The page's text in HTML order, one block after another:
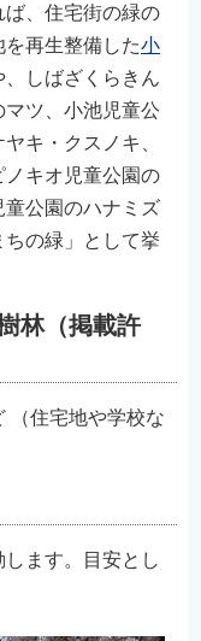
、住宅街の緑の
を再生整備した小
しばざくらきん
マツ、小池児童公
ヤキ・クスノキ、
キオ児童公園の
童公園のハナミズ
の緑」として挙
林（掲載許
（住宅地や学校な
ます。目安とし